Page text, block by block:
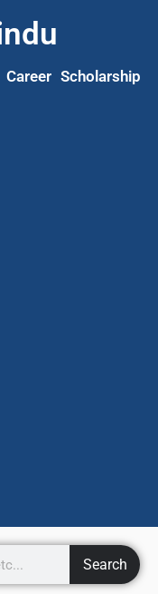
Career Scholarship
Search